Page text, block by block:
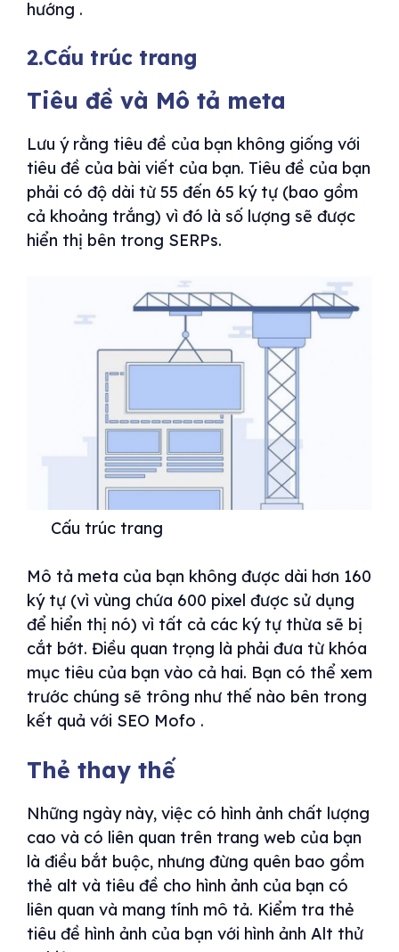
hướng .
2.Cấu trúc trang
Tiêu đề và Mô tả meta
Lưu ý rằng tiêu đề của bạn không giống với
tiêu đề của bài viết của bạn. Tiêu đề của bạn
phải có độ dài từ 55 đến 65 ký tự (bao gồm
cả khoảng trắng) vì đó là số lượng sẽ được
hiển thị bên trong SERPs.
Cấu trúc trang
Mô tả meta của bạn không được dài hơn 160
ký tự (vì vùng chứa 600 pixel được sử dụng
để hiển thị nó) vì tất cả các ký tự thừa sẽ bị
cắt bớt. Điều quan trọng là phải đưa từ khóa
mục tiêu của bạn vào cả hai. Bạn có thể xem
trước chúng sẽ trông như thế nào bên trong
kết quả với SEO Mofo .
Thẻ thay thế
Những ngày này, việc có hình ảnh chất lượng
cao và có liên quan trên trang web của bạn
là điều bắt buộc, nhưng đừng quên bao gồm
thẻ alt và tiêu đề cho hình ảnh của bạn có
liên quan và mang tính mô tả. Kiểm tra thẻ
tiêu đề hình ảnh của bạn với hình ảnh Alt thử